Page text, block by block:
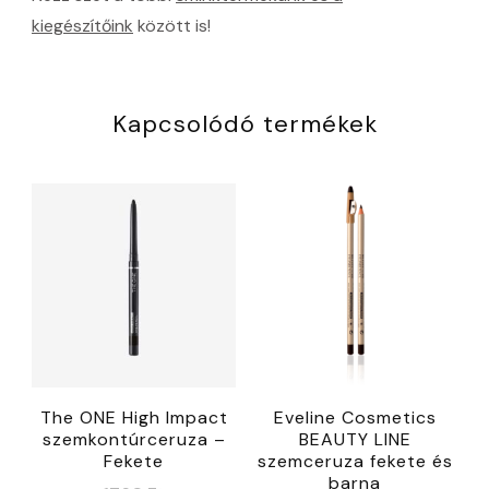
kiegészítőink között is!
Kapcsolódó termékek
The ONE High Impact
szemkontúrceruza –
Fekete
Eveline Cosmetics
BEAUTY LINE
szemceruza fekete és
barna